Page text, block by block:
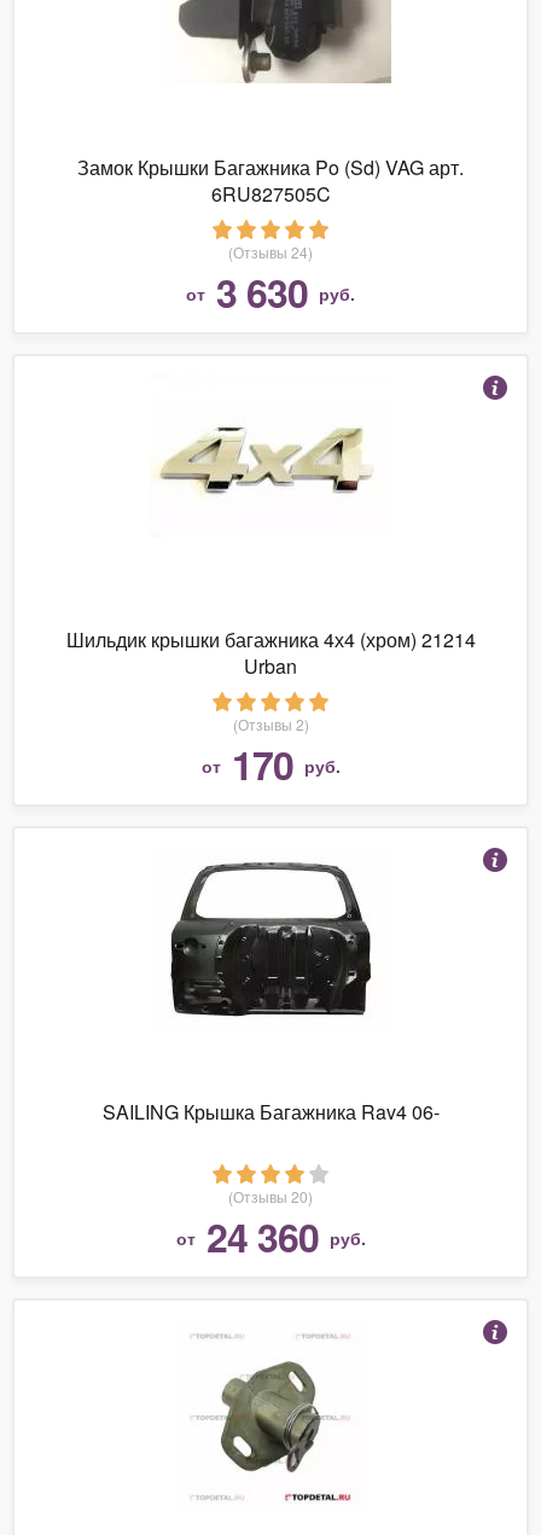
Замок Крышки Багажника Po (Sd) VAG арт.
6RU827505C
(Отзывы 24)
от 3 630 руб.
Шильдик крышки багажника 4х4 (хром) 21214
Urban
(Отзывы 2)
от 170 руб.
SAILING Крышка Багажника Rav4 06-
(Отзывы 20)
от 24 360 руб.